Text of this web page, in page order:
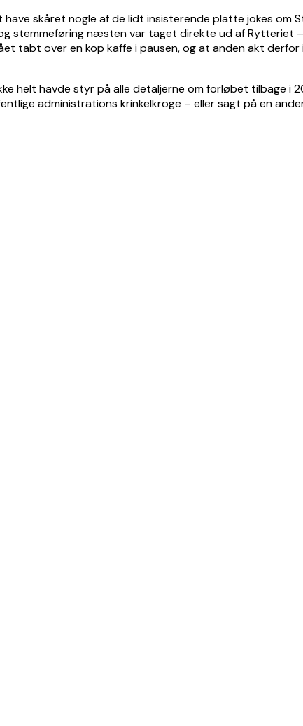
skåret nogle af de lidt insisterende platte jokes om
stemmeføring næsten var taget direkte ud af
tabt over en kop kaffe i pausen, og at anden akt
helt havde styr på alle detaljerne om forløbet tilbage i
administrations krinkelkroge – eller sagt på en